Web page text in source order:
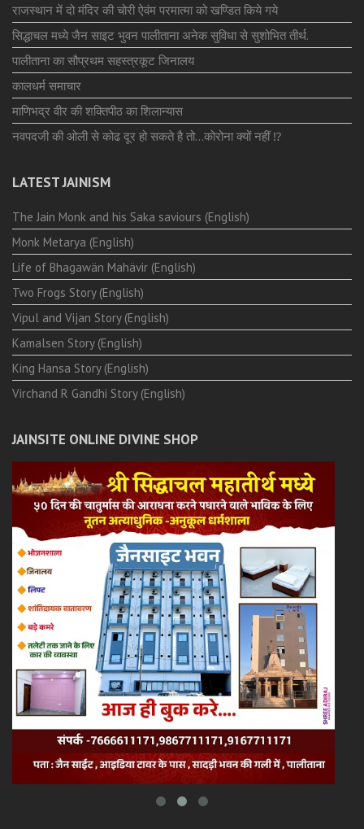
राजस्थान में दो मंदिर की चोरी ऐवंम परमात्मा को खण्डित किये गये
सिद्धाचल मध्ये जैन साइट भुवन पालीताना अनेक सुविधा से सुशोभित तीर्थ.
पालीताना का सौप्रथम सहस्त्रकूट जिनालय
कालधर्म समाचार
माणिभद्र वीर की शक्तिपीठ का शिलान्यास
नवपदजी की ओली से कोढ दूर हो सकते है तो…कोरोना क्यों नहीं ⁉️
LATEST JAINISM
The Jain Monk and his Saka saviours (English)
Monk Metarya (English)
Life of Bhagawän Mahävir (English)
Two Frogs Story (English)
Vipul and Vijan Story (English)
Kamalsen Story (English)
King Hansa Story (English)
Virchand R Gandhi Story (English)
JAINSITE ONLINE DIVINE SHOP